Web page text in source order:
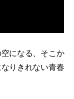
になる、そこか
りきれない青春